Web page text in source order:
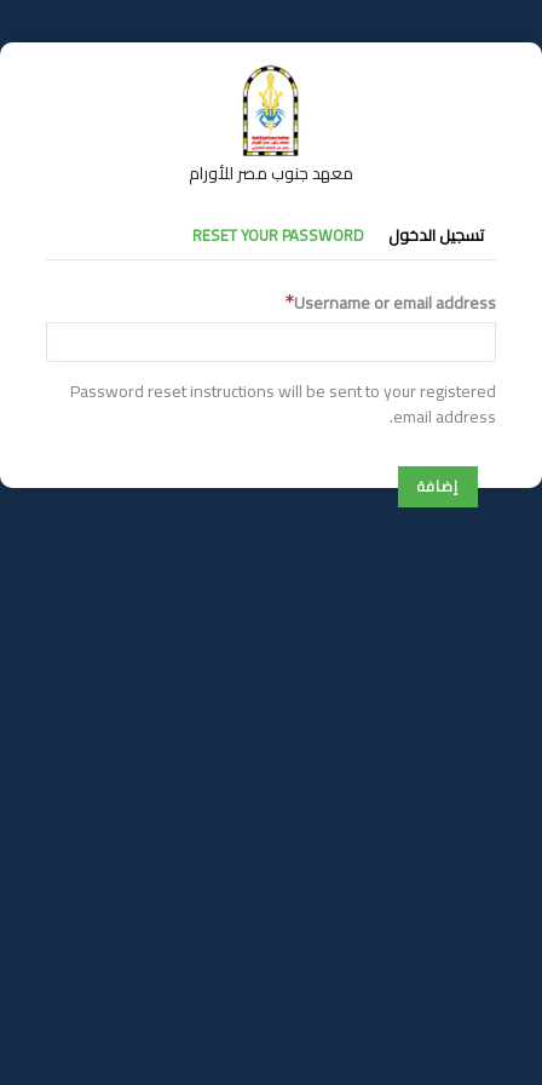
إلى
المحتوى
معهد جنوب مصر للأورام
التبويبات
الأساسية
تسجيل الدخول RESET YOUR PASSWORD
Username or email address
Password reset instructions will be sent to your registered
email address.